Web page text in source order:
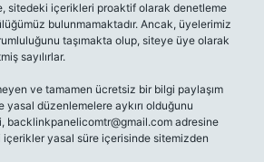
sitedeki içerikleri proaktif olarak denetleme
bulunmamaktadır. Ancak, üyelerimiz
taşımakta olup, siteye üye olarak
sayılırlar.
ve tamamen ücretsiz bir bilgi paylaşım
yasal düzenlemelere aykırı olduğunu
backlinkpanelicomtr@gmail.com adresine
yasal süre içerisinde sitemizden